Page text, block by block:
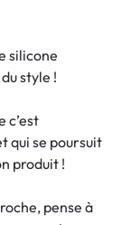
silicone
style !
c’est
qui se poursuit
produit !
pense à